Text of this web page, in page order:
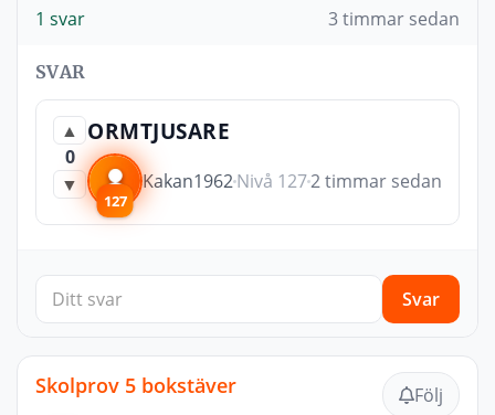
1 svar 3 timmar sedan
SVAR
▲
0
▼
ORMTJUSARE
127
Kakan1962Nivå 1272 timmar sedan
Svar
Skolprov 5 bokstäver Följ